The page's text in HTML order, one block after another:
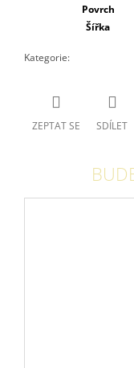
Povrch
Šířka
Kategorie:
ZEPTAT SE SDÍLET